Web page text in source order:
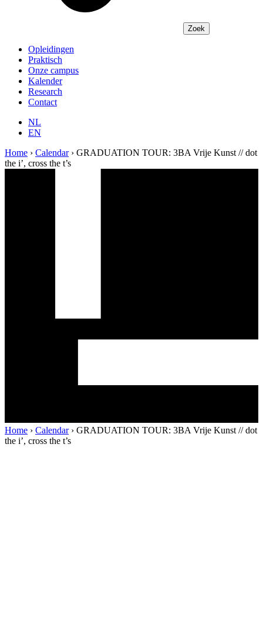
Opleidingen
Praktisch
Onze campus
Kalender
Research
Contact
NL
EN
Home › Calendar› GRADUATION TOUR: 3BA Vrije Kunst // dot
the i’, cross the t’s
Home › Calendar› GRADUATION TOUR: 3BA Vrije Kunst // dot
the i’, cross the t’s